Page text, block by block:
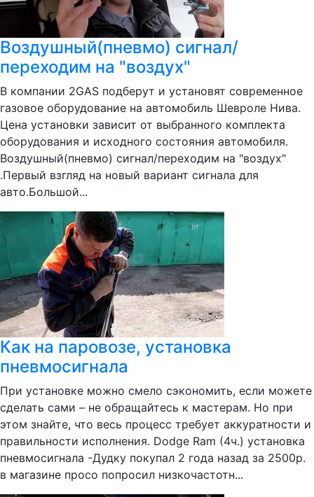
Воздушный(пневмо) сигнал/
переходим на "воздух"
В компании 2GAS подберут и установят современное
газовое оборудование на автомобиль Шевроле Нива.
Цена установки зависит от выбранного комплекта
оборудования и исходного состояния автомобиля.
Воздушный(пневмо) сигнал/переходим на "воздух"
.Первый взгляд на новый вариант сигнала для
авто.Большой...
Как на паровозе, установка
пневмосигнала
При установке можно смело сэкономить, если можете
сделать сами – не обращайтесь к мастерам. Но при
этом знайте, что весь процесс требует аккуратности и
правильности исполнения. Dodge Ram (4ч.) установка
пневмосигнала -Дудку покупал 2 года назад за 2500р.
в магазине просо попросил низкочастотн...